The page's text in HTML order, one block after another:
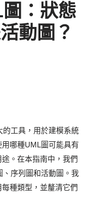
：狀態
動圖？
的工具，用於建模系統
哪種UML圖可能具有
。在本指南中，我們
序列圖和活動圖。我
種類型，並釐清它們